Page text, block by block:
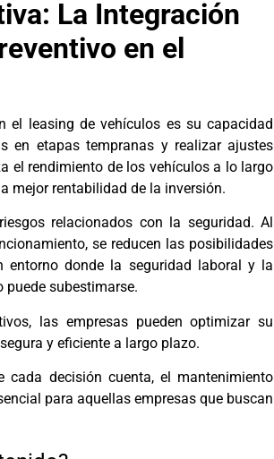
La Integración
en el
el leasing de vehículos es su capacidad
en etapas tempranas y realizar ajustes
el rendimiento de los vehículos a lo largo
mejor rentabilidad de la inversión.
relacionados con la seguridad. Al
se reducen las posibilidades
entorno donde la seguridad laboral y la
puede subestimarse.
las empresas pueden optimizar su
y eficiente a largo plazo.
cada decisión cuenta, el mantenimiento
para aquellas empresas que buscan